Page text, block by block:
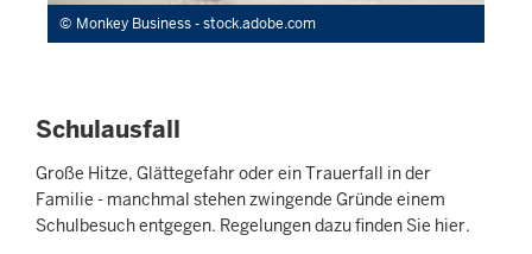
Monkey Business - stock.adobe.com
Schulausfall
Große Hitze, Glättegefahr oder ein Trauerfall in der
Familie - manchmal stehen zwingende Gründe einem
Schulbesuch entgegen. Regelungen dazu finden Sie hier.